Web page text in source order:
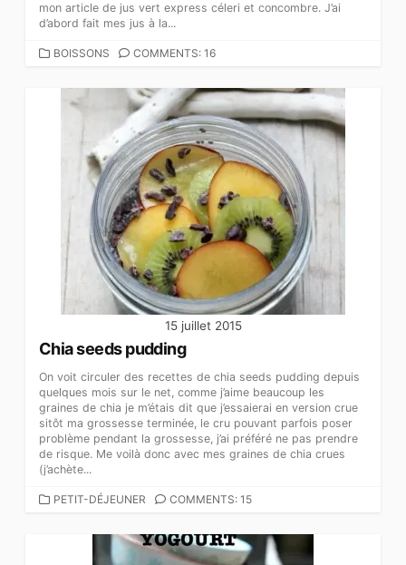
mon article de jus vert express céleri et concombre. J’ai
d’abord fait mes jus à la...
CATEGORIES
BOISSONS COMMENTS: 16
15 juillet 2015
Chia seeds pudding
On voit circuler des recettes de chia seeds pudding depuis
quelques mois sur le net, comme j’aime beaucoup les
graines de chia je m’étais dit que j’essaierai en version crue
sitôt ma grossesse terminée, le cru pouvant parfois poser
problème pendant la grossesse, j’ai préféré ne pas prendre
de risque. Me voilà donc avec mes graines de chia crues
(j’achète...
CATEGORIES
PETIT-DÉJEUNER COMMENTS: 15